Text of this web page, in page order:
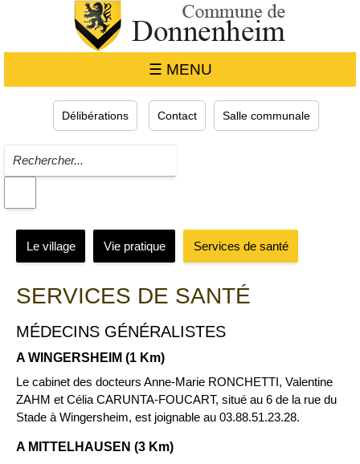
☰ MENU
Délibérations Contact Salle communale
Le village Vie pratique Services de santé
SERVICES DE SANTÉ
MÉDECINS GÉNÉRALISTES
A WINGERSHEIM (1 Km)
Le cabinet des docteurs Anne-Marie RONCHETTI, Valentine
ZAHM et Célia CARUNTA-FOUCART, situé au 6 de la rue du
Stade à Wingersheim, est joignable au 03.88.51.23.28.
A MITTELHAUSEN (3 Km)